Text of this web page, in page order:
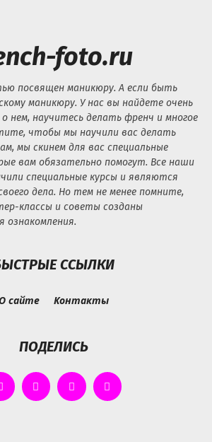
foto.ru
посвящен маникюру. А если быть
маникюру. У нас вы найдете очень
нем, научитесь делать френч и многое
чтобы мы научили вас делать
мы скинем для вас специальные
вам обязательно помогут. Все наши
специальные курсы и являются
дела. Но тем не менее помните,
классы и советы созданы
ознакомления.
ССЫЛКИ
сайте Контакты
ПОДЕЛИСЬ